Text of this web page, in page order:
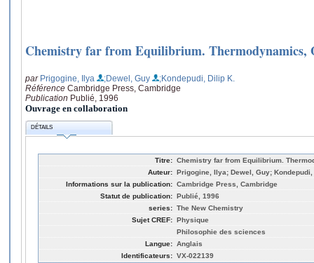
Chemistry far from Equilibrium. Thermodynamics,
par Prigogine, Ilya ;Dewel, Guy
;Kondepudi, Dilip K.
Référence Cambridge Press, Cambridge
Publication Publié, 1996
Ouvrage en collaboration
DÉTAILS
Titre: Chemistry far from Equilibrium.
Auteur: Prigogine, Ilya; Dewel, Guy;
Informations sur la publication: Cambridge Press, Cambridge
Statut de publication: Publié, 1996
series: The New Chemistry
Sujet CREF: Physique
Philosophie des sciences
Langue: Anglais
Identificateurs: VX-022139